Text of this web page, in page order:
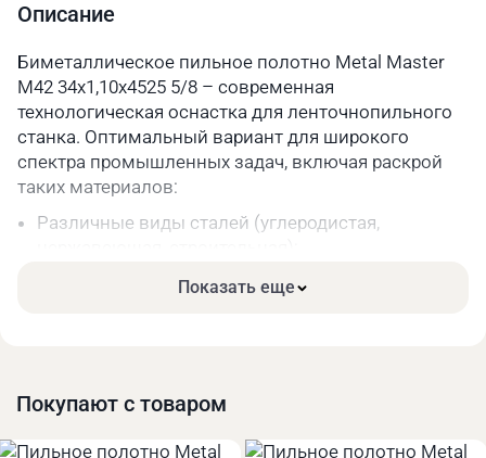
Параметры упакованного товара
Вес, кг
0,2
Длина, мм
330
Ширина, мм
330
Описание
Биметаллическое пильное полотно Metal Master
M42 34х1,10х4525 5/8 – современная
технологическая оснастка для ленточнопильного
станка. Оптимальный вариант для широкого
спектра промышленных задач, включая раскрой
таких материалов:
Различные виды сталей (углеродистая,
Цветные металлы и их сплавы.
из качественной быстрорежущей стали.
при высоких нагрузках.
Показать еще
Покупают с товаром